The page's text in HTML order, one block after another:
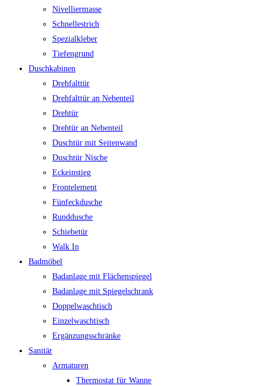
Nivelliermasse
Schnellestrich
Spezialkleber
Tiefengrund
Duschkabinen
Drehfalttür
Drehfalttür an Nebenteil
Drehtür
Drehtür an Nebenteil
Duschtür mit Seitenwand
Duschtür Nische
Eckeinstieg
Frontelement
Fünfeckdusche
Runddusche
Schiebetür
Walk In
Badmöbel
Badanlage mit Flächenspiegel
Badanlage mit Spiegelschrank
Doppelwaschtisch
Einzelwaschtisch
Ergänzungsschränke
Sanitär
Armaturen
Thermostat für Wanne